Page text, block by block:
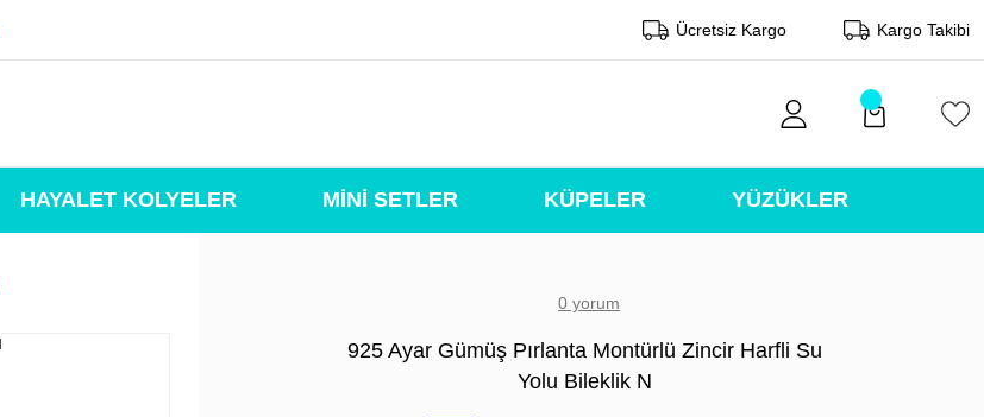
Ücretsiz Kargo Kargo Takibi
HAYALET KOLYELER MİNİ SETLER KÜPELER YÜZÜKLER
0 yorum
925 Ayar Gümüş Pırlanta Montürlü Zincir Harfli Su
Yolu Bileklik N